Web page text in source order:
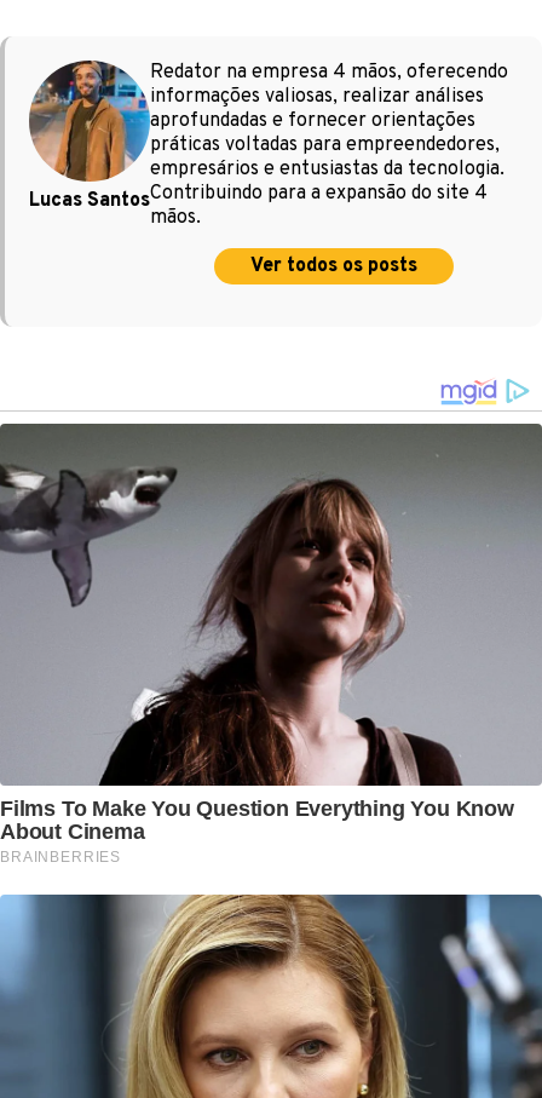
Lucas Santos
Redator na empresa 4 mãos, oferecendo
informações valiosas, realizar análises
aprofundadas e fornecer orientações
práticas voltadas para empreendedores,
empresários e entusiastas da tecnologia.
Contribuindo para a expansão do site 4
mãos.
Ver todos os posts